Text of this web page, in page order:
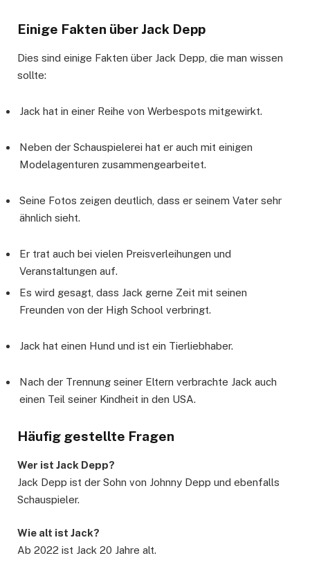
Einige Fakten über Jack Depp
Dies sind einige Fakten über Jack Depp, die man wissen
sollte:
Jack hat in einer Reihe von Werbespots mitgewirkt.
Neben der Schauspielerei hat er auch mit einigen
Modelagenturen zusammengearbeitet.
Seine Fotos zeigen deutlich, dass er seinem Vater sehr
ähnlich sieht.
Er trat auch bei vielen Preisverleihungen und
Veranstaltungen auf.
Es wird gesagt, dass Jack gerne Zeit mit seinen
Freunden von der High School verbringt.
Jack hat einen Hund und ist ein Tierliebhaber.
Nach der Trennung seiner Eltern verbrachte Jack auch
einen Teil seiner Kindheit in den USA.
Häufig gestellte Fragen
Wer ist Jack Depp?
Jack Depp ist der Sohn von Johnny Depp und ebenfalls
Schauspieler.
Wie alt ist Jack?
Ab 2022 ist Jack 20 Jahre alt.